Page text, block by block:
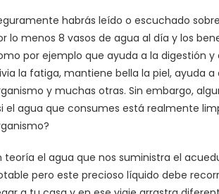
habrás leído o escuchado
lo menos 8 vasos de agua al día y los
por ejemplo que ayuda a la digestión
la fatiga, mantiene bella la piel, ayuda a
y muchas otras. Sin embargo,
el agua que consumes está realmente
teoría el agua que nos suministra el
pero este precioso líquido debe